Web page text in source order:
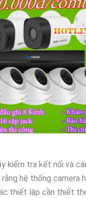
kiểm tra kết nối và
rằng hệ thống camera
thiết lập cần thiết